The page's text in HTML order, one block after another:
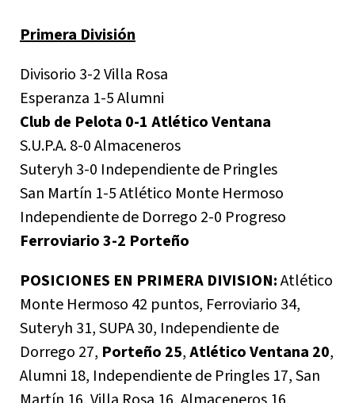
Primera División
Divisorio 3-2 Villa Rosa
Esperanza 1-5 Alumni
Club de Pelota 0-1 Atlético Ventana
S.U.P.A. 8-0 Almaceneros
Suteryh 3-0 Independiente de Pringles
San Martín 1-5 Atlético Monte Hermoso
Independiente de Dorrego 2-0 Progreso
Ferroviario 3-2 Porteño
POSICIONES EN PRIMERA DIVISION:Atlético
Monte Hermoso 42 puntos, Ferroviario 34,
Suteryh 31, SUPA 30, Independiente de
Dorrego 27, Porteño 25,Atlético Ventana 20,
Alumni 18, Independiente de Pringles 17, San